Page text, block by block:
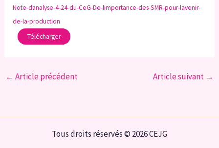
Note-danalyse-4-24-du-CeG-De-limportance-des-SMR-pour-lavenir-
de-la-production
Télécharger
← Article précédent Article suivant →
Tous droits réservés © 2026 CEJG